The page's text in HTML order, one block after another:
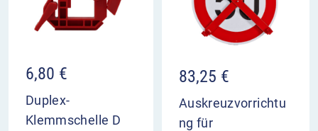
6,80 €
Duplex-
Klemmschelle D
83,25 €
Auskreuzvorrichtu
ng für